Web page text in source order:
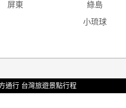
屏東 綠島
小琉球
通行 台灣旅遊景點行程